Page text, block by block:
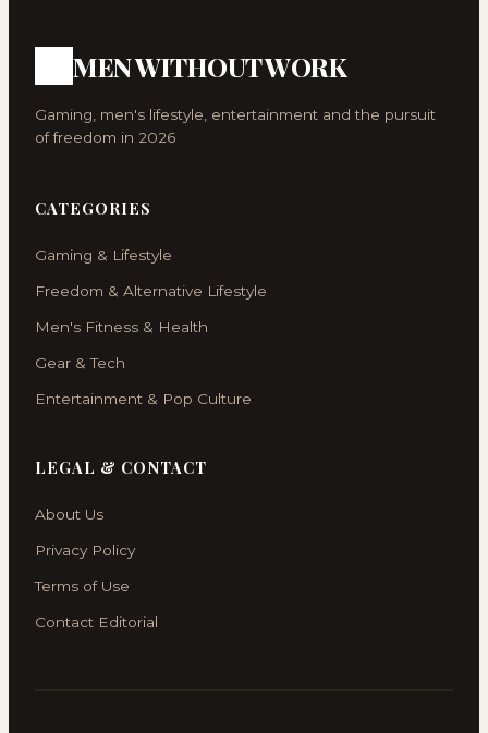
MEN WITHOUT WORK
Gaming, men's lifestyle, entertainment and the pursuit
of freedom in 2026
CATEGORIES
Gaming & Lifestyle
Freedom & Alternative Lifestyle
Men's Fitness & Health
Gear & Tech
Entertainment & Pop Culture
LEGAL & CONTACT
About Us
Privacy Policy
Terms of Use
Contact Editorial